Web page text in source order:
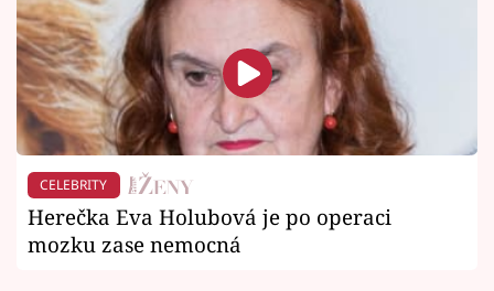
CELEBRITY
Herečka Eva Holubová je po operaci
mozku zase nemocná